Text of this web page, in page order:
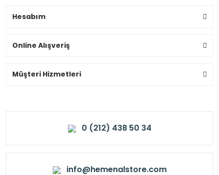
Hesabım
Online Alışveriş
Müşteri Hizmetleri
0 (212) 438 50 34
info@hemenalstore.com